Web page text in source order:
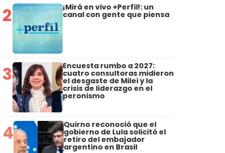
2 ¡Mirá en vivo +Perfil!: un
canal con gente que piensa
3 Encuesta rumbo a 2027:
cuatro consultoras midieron
el desgaste de Milei y la
crisis de liderazgo en el
peronismo
4 Quirno reconoció que el
gobierno de Lula solicitó el
retiro del embajador
argentino en Brasil